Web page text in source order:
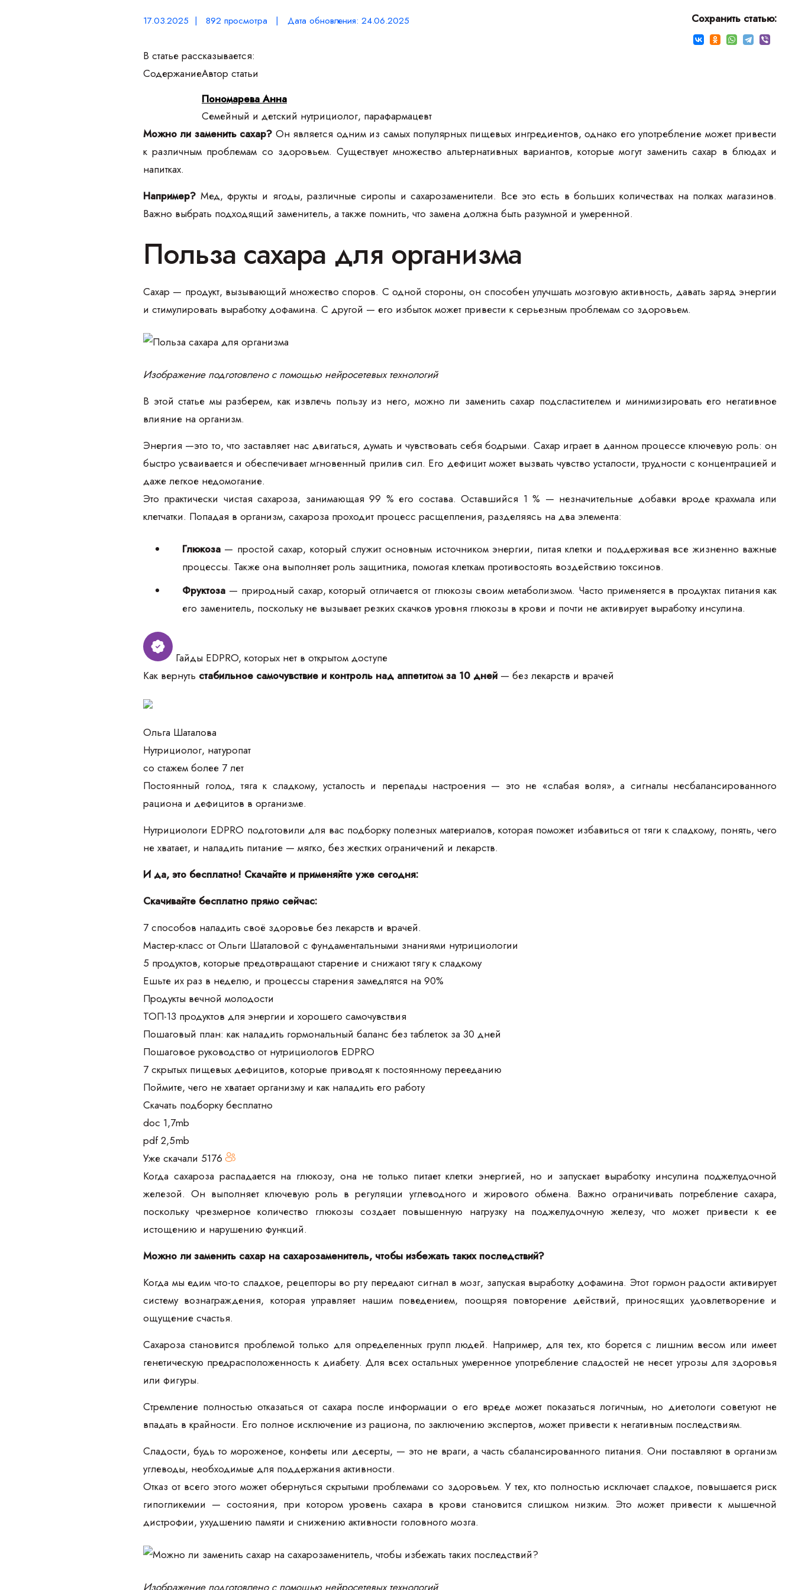
17.03.2025 | 892 просмотра | Дата обновления: 24.06.2025 Сохранить статью:
В статье рассказывается:
СодержаниеАвтор статьи
Пономарева Анна
Семейный и детский нутрициолог, парафармацевт
Можно ли заменить сахар? Он является одним из самых популярных пищевых ингредиентов, однако его употребление может привести
к различным проблемам со здоровьем. Существует множество альтернативных вариантов, которые могут заменить сахар в блюдах и
напитках.
Например? Мед, фрукты и ягоды, различные сиропы и сахарозаменители. Все это есть в больших количествах на полках магазинов.
Важно выбрать подходящий заменитель, а также помнить, что замена должна быть разумной и умеренной.
Польза сахара для организма
Сахар — продукт, вызывающий множество споров. С одной стороны, он способен улучшать мозговую активность, давать заряд энергии
и стимулировать выработку дофамина. С другой — его избыток может привести к серьезным проблемам со здоровьем.
Изображение подготовлено с помощью нейросетевых технологий
В этой статье мы разберем, как извлечь пользу из него, можно ли заменить сахар подсластителем и минимизировать его негативное
влияние на организм.
Энергия —это то, что заставляет нас двигаться, думать и чувствовать себя бодрыми. Сахар играет в данном процессе ключевую роль: он
быстро усваивается и обеспечивает мгновенный прилив сил. Его дефицит может вызвать чувство усталости, трудности с концентрацией и
даже легкое недомогание.
Это практически чистая сахароза, занимающая 99 % его состава. Оставшийся 1 % — незначительные добавки вроде крахмала или
клетчатки. Попадая в организм, сахароза проходит процесс расщепления, разделяясь на два элемента:
Глюкоза — простой сахар, который служит основным источником энергии, питая клетки и поддерживая все жизненно важные
процессы. Также она выполняет роль защитника, помогая клеткам противостоять воздействию токсинов.
Фруктоза — природный сахар, который отличается от глюкозы своим метаболизмом. Часто применяется в продуктах питания как
его заменитель, поскольку не вызывает резких скачков уровня глюкозы в крови и почти не активирует выработку инсулина.
Гайды EDPRO, которых нет в открытом доступе
Как вернуть стабильное самочувствие и контроль над аппетитом за 10 дней — без лекарств и врачей
Ольга Шаталова
Нутрициолог, натуропат
со стажем более 7 лет
Постоянный голод, тяга к сладкому, усталость и перепады настроения — это не «слабая воля», а сигналы несбалансированного
рациона и дефицитов в организме.
Нутрициологи EDPRO подготовили для вас подборку полезных материалов, которая поможет избавиться от тяги к сладкому, понять, чего
не хватает, и наладить питание — мягко, без жестких ограничений и лекарств.
И да, это бесплатно! Скачайте и применяйте уже сегодня:
Скачивайте бесплатно прямо сейчас:
7 способов наладить своё здоровье без лекарств и врачей.
Мастер-класс от Ольги Шаталовой с фундаментальными знаниями нутрициологии
5 продуктов, которые предотвращают старение и снижают тягу к сладкому
Ешьте их раз в неделю, и процессы старения замедлятся на 90%
Продукты вечной молодости
ТОП-13 продуктов для энергии и хорошего самочувствия
Пошаговый план: как наладить гормональный баланс без таблеток за 30 дней
Пошаговое руководство от нутрициологов EDPRO
7 скрытых пищевых дефицитов, которые приводят к постоянному перееданию
Поймите, чего не хватает организму и как наладить его работу
Скачать подборку бесплатно
doc 1,7mb
pdf 2,5mb
Уже скачали 5176
Когда сахароза распадается на глюкозу, она не только питает клетки энергией, но и запускает выработку инсулина поджелудочной
железой. Он выполняет ключевую роль в регуляции углеводного и жирового обмена. Важно ограничивать потребление сахара,
поскольку чрезмерное количество глюкозы создает повышенную нагрузку на поджелудочную железу, что может привести к ее
истощению и нарушению функций.
Можно ли заменить сахар на сахарозаменитель, чтобы избежать таких последствий?
Когда мы едим что-то сладкое, рецепторы во рту передают сигнал в мозг, запуская выработку дофамина. Этот гормон радости активирует
систему вознаграждения, которая управляет нашим поведением, поощряя повторение действий, приносящих удовлетворение и
ощущение счастья.
Сахароза становится проблемой только для определенных групп людей. Например, для тех, кто борется с лишним весом или имеет
генетическую предрасположенность к диабету. Для всех остальных умеренное употребление сладостей не несет угрозы для здоровья
или фигуры.
Стремление полностью отказаться от сахара после информации о его вреде может показаться логичным, но диетологи советуют не
впадать в крайности. Его полное исключение из рациона, по заключению экспертов, может привести к негативным последствиям.
Сладости, будь то мороженое, конфеты или десерты, — это не враги, а часть сбалансированного питания. Они поставляют в организм
углеводы, необходимые для поддержания активности.
Отказ от всего этого может обернуться скрытыми проблемами со здоровьем. У тех, кто полностью исключает сладкое, повышается риск
гипогликемии — состояния, при котором уровень сахара в крови становится слишком низким. Это может привести к мышечной
дистрофии, ухудшению памяти и снижению активности головного мозга.
Изображение подготовлено с помощью нейросетевых технологий